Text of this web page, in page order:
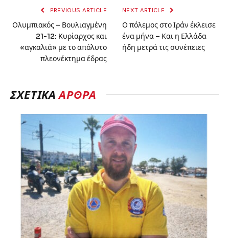
PREVIOUS ARTICLE
Ολυμπιακός – Βουλιαγμένη
21-12: Κυρίαρχος και
«αγκαλιά» με το απόλυτο
πλεονέκτημα έδρας
NEXT ARTICLE
Ο πόλεμος στο Ιράν έκλεισε
ένα μήνα – Και η Ελλάδα
ήδη μετρά τις συνέπειες
ΣΧΕΤΙΚΆΆΡΘΡΑ